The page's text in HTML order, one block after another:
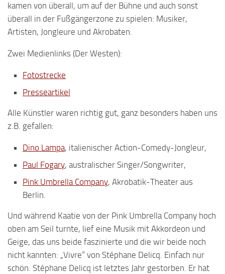
kamen von überall, um auf der Bühne und auch sonst
überall in der Fußgängerzone zu spielen: Musiker,
Artisten, Jongleure und Akrobaten.
Zwei Medienlinks (Der Westen):
Fotostrecke
Presseartikel
Alle Künstler waren richtig gut, ganz besonders haben uns
z.B. gefallen:
Dino Lampa, italienischer Action-Comedy-Jongleur,
Paul Fogary, australischer Singer/Songwriter,
Pink Umbrella Company, Akrobatik-Theater aus
Berlin.
Und während Kaatie von der Pink Umbrella Company hoch
oben am Seil turnte, lief eine Musik mit Akkordeon und
Geige, das uns beide faszinierte und die wir beide noch
nicht kannten: „Vivre“ von Stéphane Delicq. Einfach nur
schön. Stéphane Delicq ist letztes Jahr gestorben. Er hat